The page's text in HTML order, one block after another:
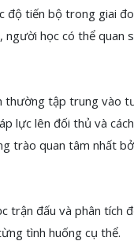
độ tiến bộ trong giai
học có thể
tập trung vào
lực lên đối thủ và
trào quan tâm nhất
trận đấu và phân
tình huống cụ thể.